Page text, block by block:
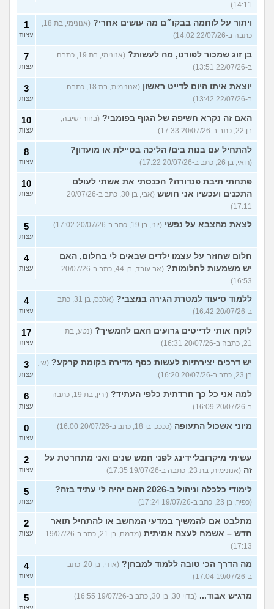
14:11)
ויתור על לוחמה בבקו״ם מה עושים אחרי?
(אנונימי, בת 18,
כתבה ב-22/07/26 14:02)
1
עצות
בן זוג שמכור לפורנו, מה לעשות?
(אנונימי, בת 19, כתבה
ב-22/07/26 13:51)
7
עצות
יוצאת איתו היום לדייט ראשון
(אנונימית, בת 18, כתבה
ב-22/07/26 13:42)
3
עצות
האם זה נקרא חשיפה של הגוף בפומבי? (בחור ישיבה,
בן 22, כתב ב-20/07/26 17:33)
10
עצות
להתחיל עם בנות בים/ הליכה בטיילת או מועדון?
(רואי, בן 26, כתב ב-20/07/26 17:22)
8
עצות
פתחתי תיבת פנדורה? הכנסתי את אשתי לעולם
התכנים ועכשיו אני חושש
(אבי, בן 30, כתב ב-20/07/26
17:11)
10
עצות
לצאת מהצבא על נפשי (יוני, בן 19, כתב ב-20/07/26 17:02) 5
עצות
חלום שחוזר על עצמו ילדים שבאים לי בחלום, האם
יש משמעות לחלומות?
(אב עובד, בן 44, כתב ב-20/07/26
16:53)
4
עצות
ללמוד סיעוד למטרת הגירה במצבי?
(אלכס, בן 31, כתב
ב-20/07/26 16:42)
4
עצות
לוקח אותי לדייטים גרועים האם להמשיך? (נטע, בת
21, כתבה ב-20/07/26 16:31)
17
עצות
יש דרכים יצירתיות לעשות כסף מדירה בקומת קרקע? (שי,
בן 23, כתב ב-20/07/26 16:20)
3
עצות
למה אני כל כך חרדתית כלפי העתיד?
(ירין, בת 19, כתבה
ב-20/07/26 16:09)
6
עצות
מיוני אשכול התעופה (ככככ, בן 18, כתב ב-20/07/26 16:00) 0
עצות
עשיתי מיקרובליידינג לפני חמש שנים ואני מתחרטת על
זה (אנונימית, בת 23, כתבה ב-19/07/26 17:35)
2
עצות
לימודי כלכלה וניהול ב-2026 האם יהיה לי עתיד בזה?
(כפיר, בן 23, כתב ב-19/07/26 17:24)
5
עצות
מתלבט אם להמשיך במדעי המחשב או להתחיל תואר
חדש – אשמח לעצה אמיתית
(מדמח, בן 21, כתב ב-19/07/26
17:13)
2
עצות
מה הדרך הכי טובה ללמוד למבחן?
(אודי, בן 20, כתב
ב-19/07/26 17:04)
4
עצות
מרגיש אבוד... (בדוי 30, בן 30, כתב ב-19/07/26 16:55) 5